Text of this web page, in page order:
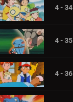
4 - 34
4 - 35
4 - 36